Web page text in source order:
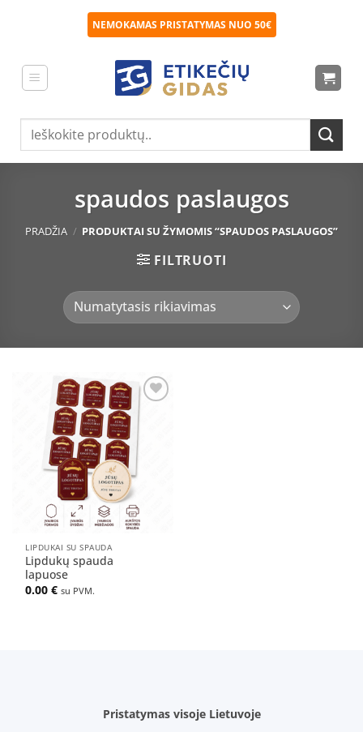
NEMOKAMAS PRISTATYMAS NUO 50€
Ieškoti:
spaudos paslaugos
PRADŽIA / PRODUKTAI SU ŽYMOMIS “SPAUDOS PASLAUGOS”
FILTRUOTI
Pridėti
LIPDUKAI SU SPAUDA
Lipdukų spauda
lapuose
0.00€ su PVM.
Pristatymas visoje Lietuvoje